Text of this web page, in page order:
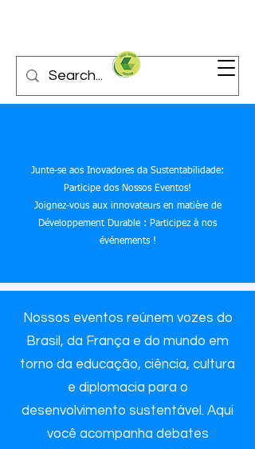
Junte-se aos Inovadores da Sustentabilidade:
Participe dos Nossos Eventos!
Joignez-vous aux innovateurs en matière de
Développement Durable : Participez à nos
événements !
Nossos eventos reúnem vozes do
Brasil, da França e do mundo em
torno da educação, ciência, cultura
e diplomacia para o
desenvolvimento sustentável. Aqui
você acompanha debates